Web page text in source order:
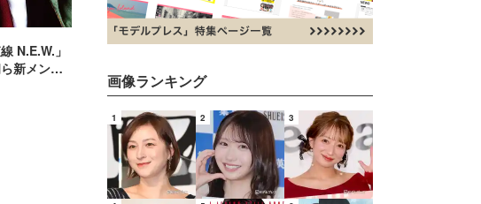
N.E.W.」
新メンバ
ー象徴す
画像ランキング
1 2 3